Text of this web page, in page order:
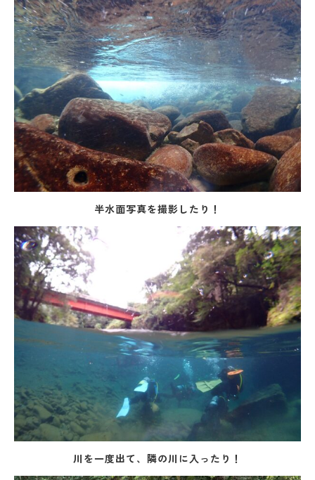
半水面写真を撮影したり！
川を一度出て、隣の川に入ったり！